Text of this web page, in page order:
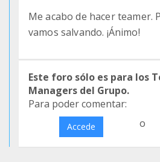
Me acabo de hacer teamer.
vamos salvando. ¡Ánimo!
Este foro sólo es para los
Managers del Grupo.
Para poder comentar:
Accede o